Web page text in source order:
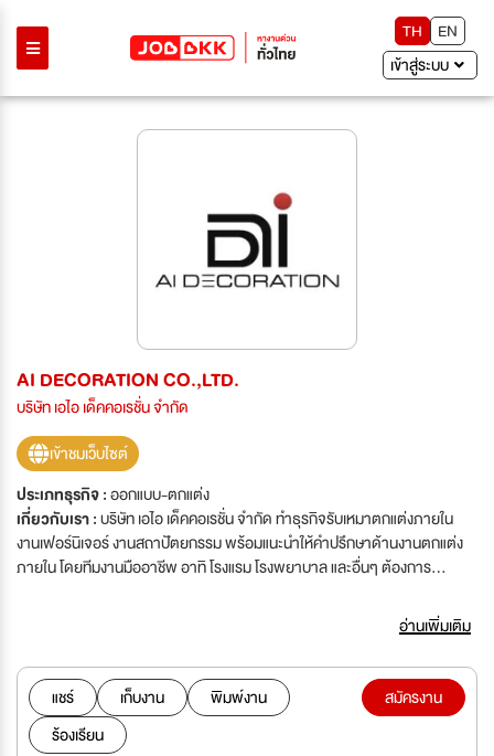
TH
EN
เข้าสู่ระบบ
AI DECORATION CO.,LTD.
บริษัท เอไอ เด็คคอเรชั่น จำกัด
เข้าชมเว็บไซต์
ประเภทธุรกิจ :ออกแบบ-ตกแต่ง
เกี่ยวกับเรา :บริษัท เอไอ เด็คคอเรชั่น จำกัด ทำธุรกิจรับเหมาตกแต่งภายใน
งานเฟอร์นิเจอร์ งานสถาปัตยกรรม พร้อมแนะนำให้คำปรึกษาด้านงานตกแต่ง
ภายใน โดยทีมงานมืออาชีพ อาทิ โรงแรม โรงพยาบาล และอื่นๆ ต้องการ
อ่านเพิ่มเติม
แชร์ เก็บงาน
พิมพ์งาน
ร้องเรียน
สมัครงาน